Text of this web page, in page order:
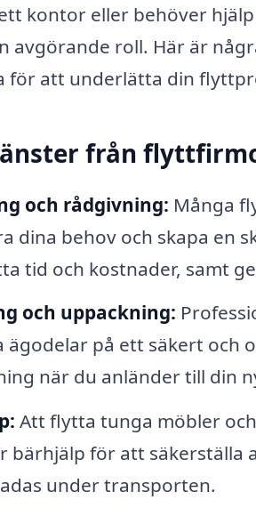
kontor eller behöver
avgörande roll. Här är
för att underlätta din
från
och rådgivning: Många
dina behov och skapa en
tid och kostnader, samt
och uppackning:
ägodelar på ett säkert och
när du anländer till din
Att flytta tunga möbler
bärhjälp för att säkerställa
under transporten.